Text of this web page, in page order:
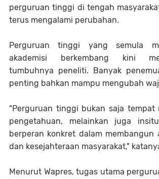
perguruan tinggi di tengah
terus mengalami perubahan.
Perguruan tinggi yang semula
akademisi berkembang kini
tumbuhnya peneliti. Banyak
penting bahkan mampu mengubah
"Perguruan tinggi bukan saja tempat
pengetahuan, melainkan juga
berperan konkret dalam membangun
dan kesejahteraan masyarakat,"
Menurut Wapres, tugas utama